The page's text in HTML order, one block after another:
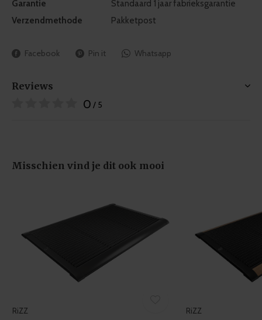
Garantie
Standaard 1 jaar fabrieksgarantie
Verzendmethode
Pakketpost
Facebook Pin it Whatsapp
Reviews
0 / 5
Misschien vind je dit ook mooi
RiZZ RiZZ